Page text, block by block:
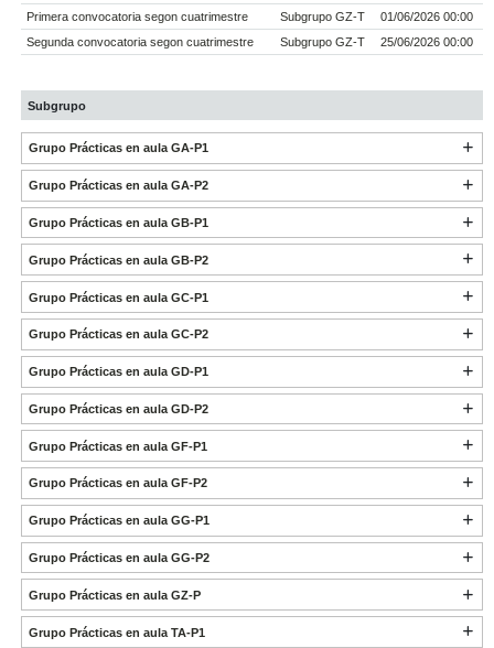
Primera convocatoria segon cuatrimestre
Subgrupo GZ-T
01/06/2026 00:00
Segunda convocatoria segon cuatrimestre
Subgrupo GZ-T 25/06/2026 00:00
Subgrupo
Grupo Prácticas en aula GA-P1
Grupo Prácticas en aula GA-P2
Grupo Prácticas en aula GB-P1
Grupo Prácticas en aula GB-P2
Grupo Prácticas en aula GC-P1
Grupo Prácticas en aula GC-P2
Grupo Prácticas en aula GD-P1
Grupo Prácticas en aula GD-P2
Grupo Prácticas en aula GF-P1
Grupo Prácticas en aula GF-P2
Grupo Prácticas en aula GG-P1
Grupo Prácticas en aula GG-P2
Grupo Prácticas en aula GZ-P
Grupo Prácticas en aula TA-P1